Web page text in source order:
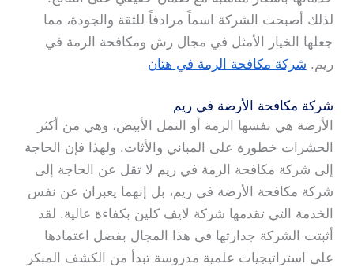
لذلك أصبحت الشركة اسماً مرادفاً للثقة والجودة، مما
جعلها الخيار الأمثل في مجال رش ومكافحة الرمة في
ريم. شركة مكافحة الرمة في هتان
شركة مكافحة الأرضة في ريم
الأرضة هي نفسها الرمة أو النمل الأبيض، وهي من أكثر
الحشرات خطورة على المباني والأثاث. ولهذا فإن الحاجة
إلى شركة مكافحة الرمة في ريم لا تقل عن الحاجة إلى
شركة مكافحة الأرضة في ريم، بل إنهما يعبران عن نفس
الخدمة التي تقدمها شركة لايف كلين بكفاءة عالية. لقد
أثبتت الشركة جدارتها في هذا المجال بفضل اعتمادها
على استراتيجيات علمية مدروسة تبدأ من الكشف المبكر